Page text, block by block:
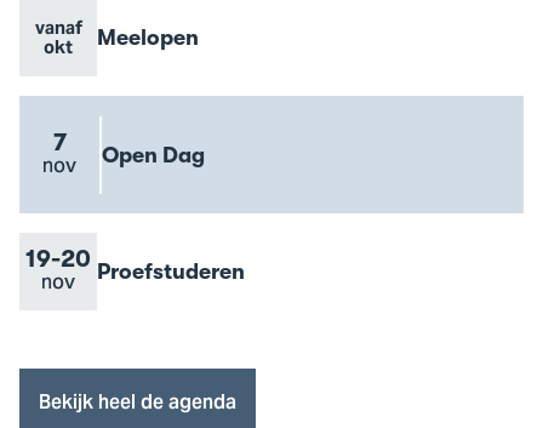
Evenement
vanaf
okt
Evenement
Meelopen
Go
to
Meelopen
eventEvenement
datum
7
nov Evenement
Open Dag
Go
to
Dag
eventEvenement
Van
19-
Tot20
nov Evenement
Proefstuderen
Go
event
Bekijk heel de agenda